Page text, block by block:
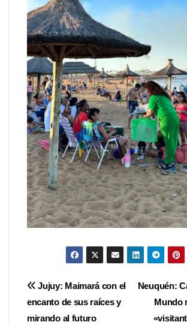
Navegación
de
Neuquén:
Mundo
Jujuy: Maimará con el
encanto de sus raíces y
mirando al futuro